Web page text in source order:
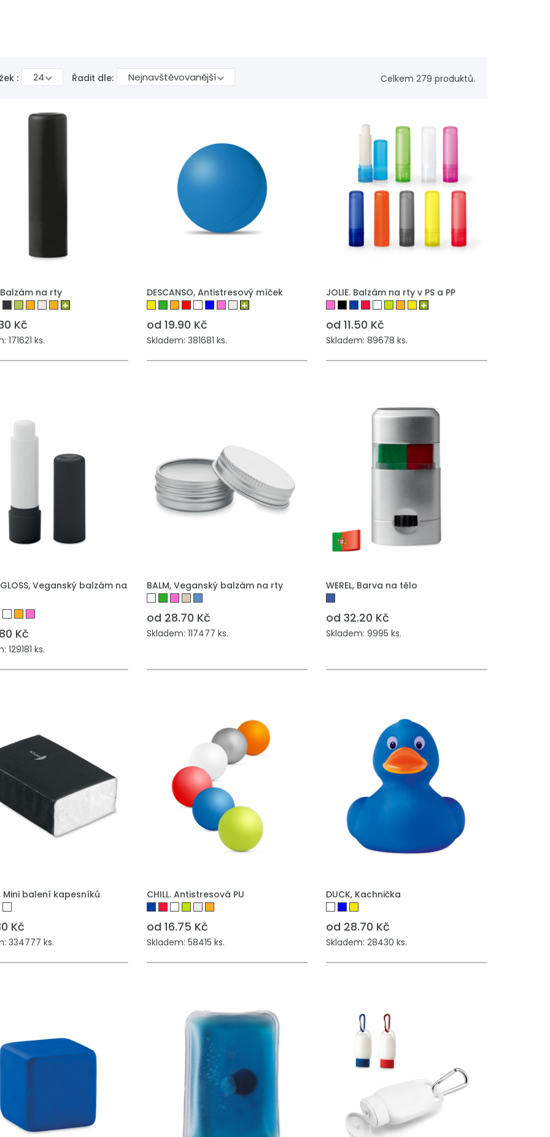
: 24 Řadit dle: Nejnavštěvovanější Celkem 279 produktů.
Balzám na rty
Kč
171621 ks.
DESCANSO, Antistresový míček
od 19.90 Kč
Skladem: 381681 ks.
JOLIE. Balzám na rty v PS a PP
od 11.50 Kč
Skladem: 89678 ks.
Veganský balzám na
Kč
129181 ks.
BALM, Veganský balzám na rty
od 28.70 Kč
Skladem: 117477 ks.
WEREL, Barva na tělo
od 32.20 Kč
Skladem: 9995 ks.
Mini balení kapesníků
Kč
334777 ks.
CHILL. Antistresová PU
od 16.75 Kč
Skladem: 58415 ks.
DUCK, Kachnička
od 28.70 Kč
Skladem: 28430 ks.